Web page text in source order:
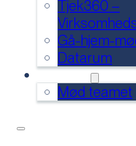
Tjek360 –
Gå-hjem-
Datarum
Mød teamet